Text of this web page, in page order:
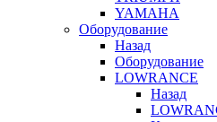
YAMAHA
Оборудование
Назад
Оборудование
LOWRANCE
Назад